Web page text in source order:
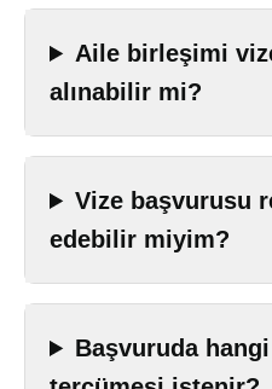
Aile birleşimi
alınabilir mi?
Vize başvurusu
edebilir miyim?
Başvuruda